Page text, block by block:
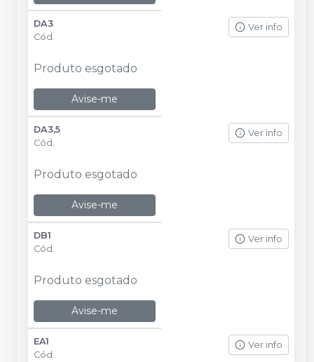
DA3
Cód.
Ver info
Produto esgotado
Avise-me
DA3,5
Cód.
Ver info
Produto esgotado
Avise-me
DB1
Cód.
Ver info
Produto esgotado
Avise-me
EA1
Cód.
Ver info